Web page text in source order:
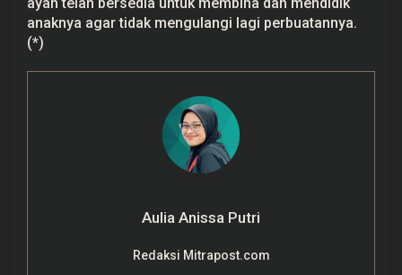
anaknya agar tidak mengulangi lagi perbuatannya.
(*)
Aulia Anissa Putri
Redaksi Mitrapost.com